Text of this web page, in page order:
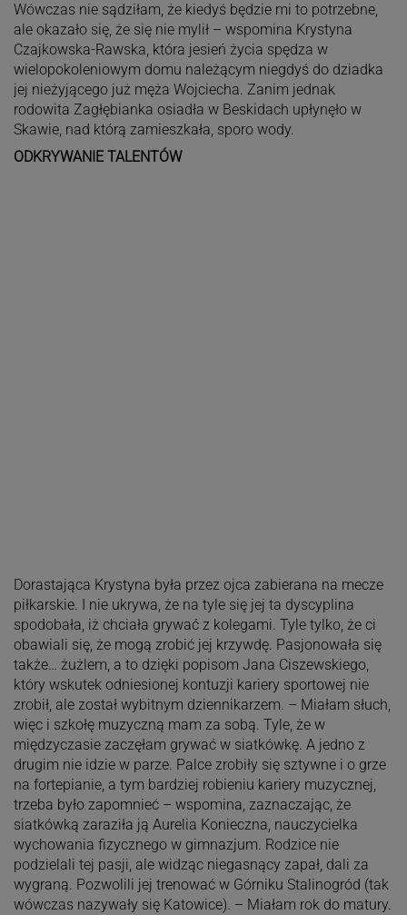
Wówczas nie sądziłam, że kiedyś będzie mi to potrzebne,
ale okazało się, że się nie mylił – wspomina Krystyna
Czajkowska-Rawska, która jesień życia spędza w
wielopokoleniowym domu należącym niegdyś do dziadka
jej nieżyjącego już męża Wojciecha. Zanim jednak
rodowita Zagłębianka osiadła w Beskidach upłynęło w
Skawie, nad którą zamieszkała, sporo wody.
ODKRYWANIE TALENTÓW
Dorastająca Krystyna była przez ojca zabierana na mecze
piłkarskie. I nie ukrywa, że na tyle się jej ta dyscyplina
spodobała, iż chciała grywać z kolegami. Tyle tylko, że ci
obawiali się, że mogą zrobić jej krzywdę. Pasjonowała się
także… żużlem, a to dzięki popisom Jana Ciszewskiego,
który wskutek odniesionej kontuzji kariery sportowej nie
zrobił, ale został wybitnym dziennikarzem. – Miałam słuch,
więc i szkołę muzyczną mam za sobą. Tyle, że w
międzyczasie zaczęłam grywać w siatkówkę. A jedno z
drugim nie idzie w parze. Palce zrobiły się sztywne i o grze
na fortepianie, a tym bardziej robieniu kariery muzycznej,
trzeba było zapomnieć – wspomina, zaznaczając, że
siatkówką zaraziła ją Aurelia Konieczna, nauczycielka
wychowania fizycznego w gimnazjum. Rodzice nie
podzielali tej pasji, ale widząc niegasnący zapał, dali za
wygraną. Pozwolili jej trenować w Górniku Stalinogród (tak
wówczas nazywały się Katowice). – Miałam rok do matury.